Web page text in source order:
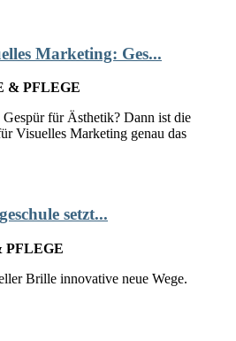
Marketing: Ges...
& PFLEGE
für Ästhetik? Dann ist die
Visuelles Marketing genau das
setzt...
PFLEGE
Brille innovative neue Wege.